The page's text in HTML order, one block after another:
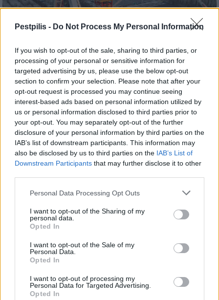
Pestpilis - Do Not Process My Personal Information
If you wish to opt-out of the sale, sharing to third parties, or
processing of your personal or sensitive information for
targeted advertising by us, please use the below opt-out
section to confirm your selection. Please note that after your
opt-out request is processed you may continue seeing
interest-based ads based on personal information utilized by
us or personal information disclosed to third parties prior to
your opt-out. You may separately opt-out of the further
disclosure of your personal information by third parties on the
IAB’s list of downstream participants. This information may
also be disclosed by us to third parties on the IAB’s List of
Downstream Participants that may further disclose it to other
Personal Data Processing Opt Outs
I want to opt-out of the Sharing of my
personal data.
Opted In
I want to opt-out of the Sale of my
Personal Data.
Opted In
I want to opt-out of processing my
Personal Data for Targeted Advertising.
Opted In
Paks paksi atomerőmű Paks II Paks II. Atomerőmű Zrt.
Paks II.: Mit jelent az 5. blokk új mérföldköve a
felülvizsgálat árnyékában?
Megkezdődött az 5. blokk reaktorépületének alaplemez-
kivitelezése, miközben a felülvizsgálat arra keresi a választ,
hogy a megváltozott gazdasági és geopolitikai környezetben
milyen feltételek mellett érdemes továbbvinni Magyarország
egyik legnagyobb beruházását.
közelében lévő logisztikai bázis út- és
közműhálózatának fejlesztése
múlt Bicske vízellátása